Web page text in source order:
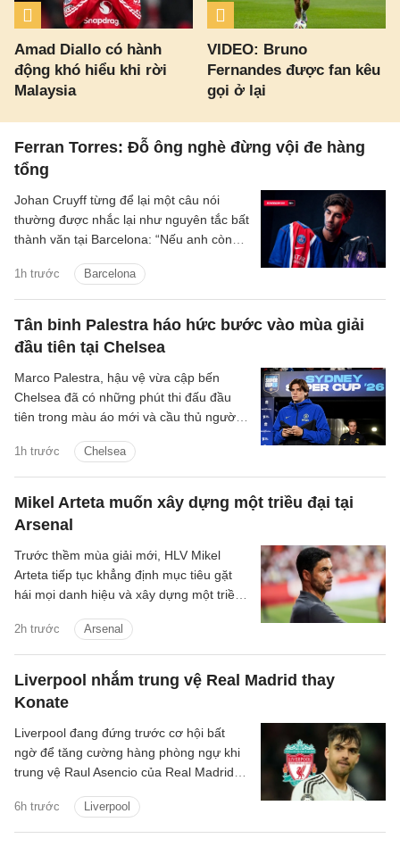
Amad Diallo có hành
động khó hiểu khi rời
Malaysia
VIDEO: Bruno
Fernandes được fan kêu
gọi ở lại
Ferran Torres: Đỗ ông nghè đừng vội đe hàng
tổng
1h trước Barcelona
Johan Cruyff từng để lại một câu nói
thường được nhắc lại như nguyên tắc bất
thành văn tại Barcelona: “Nếu anh còn
Barcelona, anh không còn hữu ích với
chúng tôi nữa.”
Tân binh Palestra háo hức bước vào mùa giải
đầu tiên tại Chelsea
1h trước Chelsea
Marco Palestra, hậu vệ vừa cập bến
Chelsea đã có những phút thi đấu đầu
tiên trong màu áo mới và cầu thủ người
Mikel Arteta muốn xây dựng một triều đại tại
Arsenal
2h trước Arsenal
Trước thềm mùa giải mới, HLV Mikel
Arteta tiếp tục khẳng định mục tiêu gặt
hái mọi danh hiệu và xây dựng một triều
Liverpool nhắm trung vệ Real Madrid thay
Konate
6h trước Liverpool
Liverpool đang đứng trước cơ hội bất
ngờ để tăng cường hàng phòng ngự khi
trung vệ Raul Asencio của Real Madrid
trong kỳ chuyển nhượng mùa hè này.